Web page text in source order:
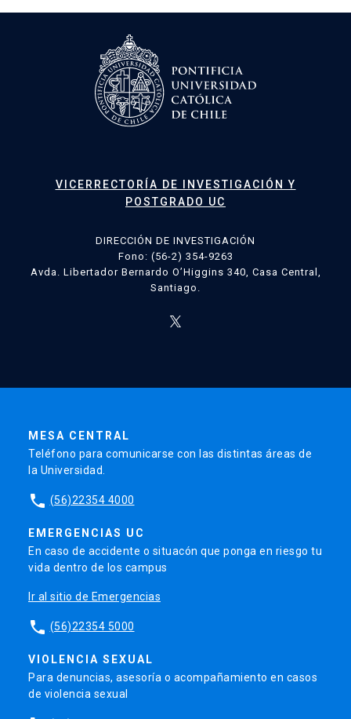
VICERRECTORÍA DE INVESTIGACIÓN Y
POSTGRADO UC
DIRECCIÓN DE INVESTIGACIÓN
Fono: (56-2) 354-9263
Avda. Libertador Bernardo O’Higgins 340, Casa Central,
Santiago.
MESA CENTRAL
Teléfono para comunicarse con las distintas áreas de
la Universidad.
phone (56)22354 4000
EMERGENCIAS UC
En caso de accidente o situacón que ponga en riesgo tu
vida dentro de los campus
Ir al sitio de Emergencias
phone (56)22354 5000
VIOLENCIA SEXUAL
Para denuncias, asesoría o acompañamiento en casos
de violencia sexual